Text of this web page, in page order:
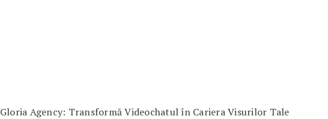
Gloria Agency: Transformă Videochatul în Cariera Visurilor Tale